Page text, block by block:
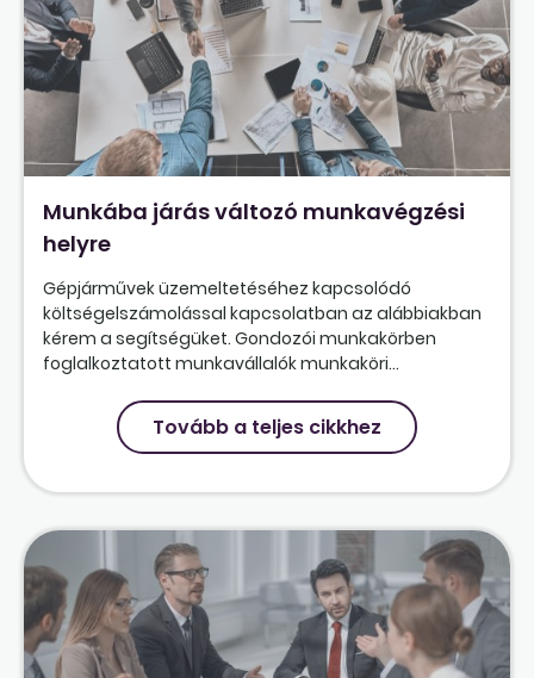
Munkába járás változó munkavégzési
helyre
Gépjárművek üzemeltetéséhez kapcsolódó
költségelszámolással kapcsolatban az alábbiakban
kérem a segítségüket. Gondozói munkakörben
foglalkoztatott munkavállalók munkaköri...
Tovább a teljes cikkhez